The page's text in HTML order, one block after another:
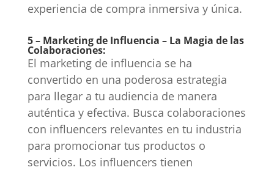
experiencia de compra inmersiva y única.
5 – Marketing de Influencia – La Magia de las
Colaboraciones:
El marketing de influencia se ha
convertido en una poderosa estrategia
para llegar a tu audiencia de manera
auténtica y efectiva. Busca colaboraciones
con influencers relevantes en tu industria
para promocionar tus productos o
servicios. Los influencers tienen